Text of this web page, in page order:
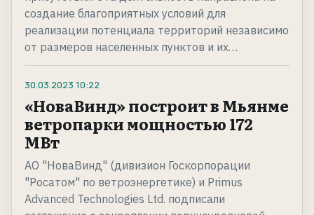
создание благоприятных условий для
реализации потенциала территорий независимо
от размеров населенных пунктов и их…
30.03.2023 10:22
«НоваВинд» построит в Мьянме
ветропарки мощностью 172
МВт
АО "НоваВинд" (дивизион Госкорпорации
"Росатом" по ветроэнергетике) и Primus
Advanced Technologies Ltd. подписали